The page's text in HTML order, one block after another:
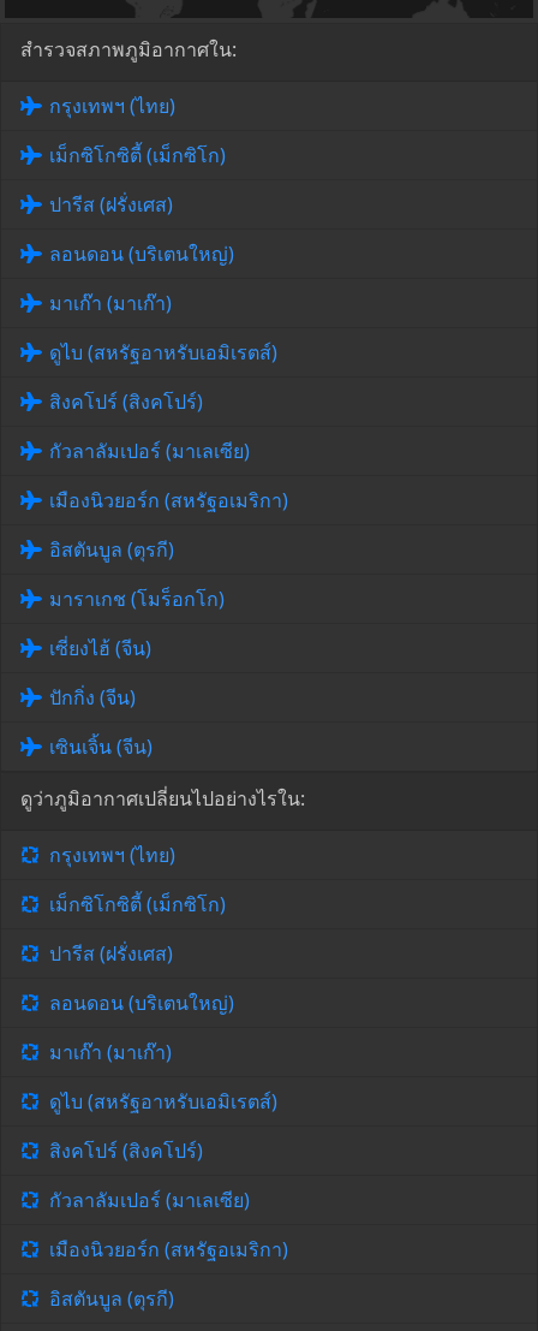
สำรวจสภาพภูมิอากาศใน:
กรุงเทพฯ (ไทย)
เม็กซิโกซิตี้ (เม็กซิโก)
ปารีส (ฝรั่งเศส)
ลอนดอน (บริเตนใหญ่)
มาเก๊า (มาเก๊า)
ดูไบ (สหรัฐอาหรับเอมิเรตส์)
สิงคโปร์ (สิงคโปร์)
กัวลาลัมเปอร์ (มาเลเซีย)
เมืองนิวยอร์ก (สหรัฐอเมริกา)
อิสตันบูล (ตุรกี)
มาราเกช (โมร็อกโก)
เซี่ยงไฮ้ (จีน)
ปักกิ่ง (จีน)
เซินเจิ้น (จีน)
ดูว่าภูมิอากาศเปลี่ยนไปอย่างไรใน:
กรุงเทพฯ (ไทย)
เม็กซิโกซิตี้ (เม็กซิโก)
ปารีส (ฝรั่งเศส)
ลอนดอน (บริเตนใหญ่)
มาเก๊า (มาเก๊า)
ดูไบ (สหรัฐอาหรับเอมิเรตส์)
สิงคโปร์ (สิงคโปร์)
กัวลาลัมเปอร์ (มาเลเซีย)
เมืองนิวยอร์ก (สหรัฐอเมริกา)
อิสตันบูล (ตุรกี)